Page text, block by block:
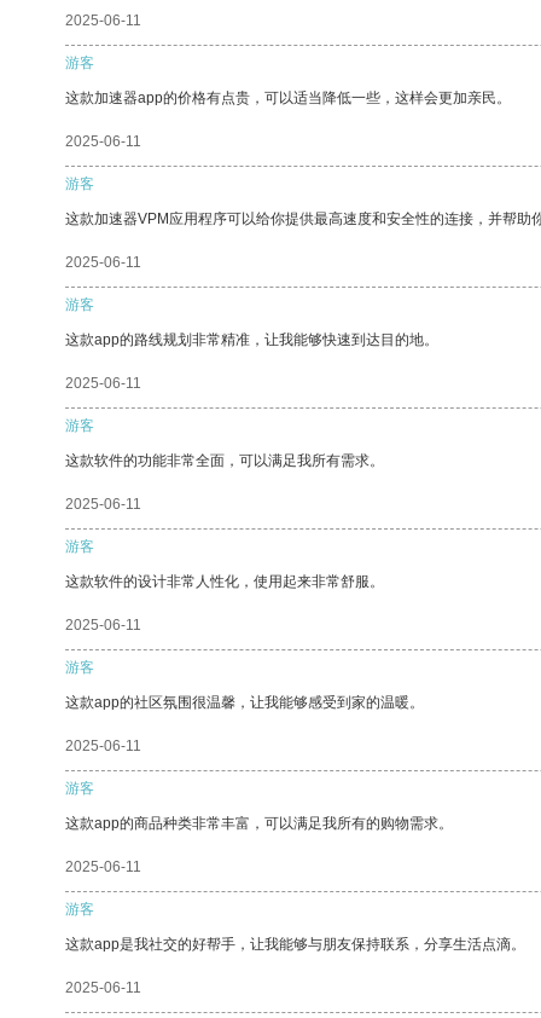
2025-06-11
游客
这款加速器app的价格有点贵，可以适当降低一些，这样会更加亲民。
2025-06-11
游客
这款加速器VPM应用程序可以给你提供最高速度和安全性的连接，并帮助
2025-06-11
游客
这款app的路线规划非常精准，让我能够快速到达目的地。
2025-06-11
游客
这款软件的功能非常全面，可以满足我所有需求。
2025-06-11
游客
这款软件的设计非常人性化，使用起来非常舒服。
2025-06-11
游客
这款app的社区氛围很温馨，让我能够感受到家的温暖。
2025-06-11
游客
这款app的商品种类非常丰富，可以满足我所有的购物需求。
2025-06-11
游客
这款app是我社交的好帮手，让我能够与朋友保持联系，分享生活点滴。
2025-06-11